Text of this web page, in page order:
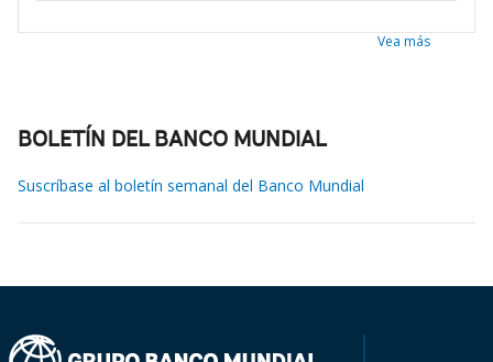
Vea más
BOLETÍN DEL BANCO MUNDIAL
Suscríbase al boletín semanal del Banco Mundial